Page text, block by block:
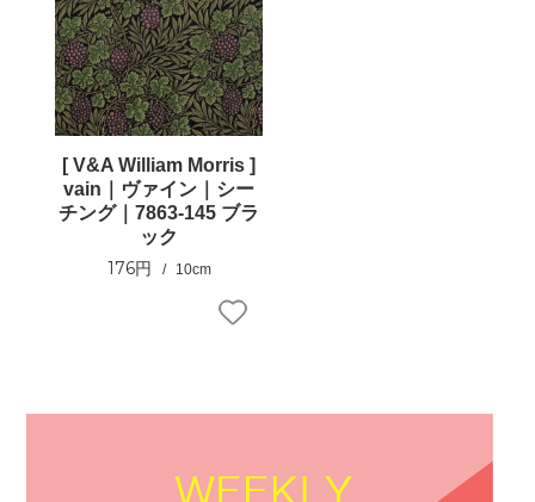
[ V&A William Morris ]
vain｜ヴァイン｜シー
チング｜7863-145 ブラ
ック
176円 10cm